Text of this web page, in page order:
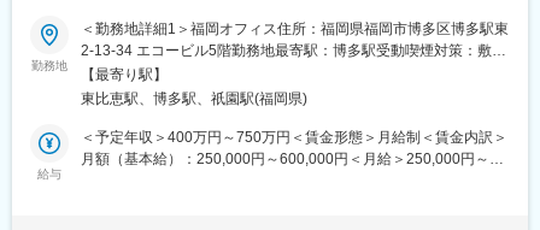
変更の範囲：会社の定める業務
■当社の魅力：
◎日本で先駆けて透析液の開発業務に着手。現在は人工腎臓用透
析液のパイオニアとして不動の地位を確立しており、50％以上の
シェアを獲得しています。
ーズに合わせた進化を続けています。
◎前立腺疾患治療剤「セルニルトン」など泌尿器科系の医薬品の
■業務内容：コンパニオンアニマル(愛玩動物)事業部のカスタマー
コンサルタントとして、担当エリアの顧客（主に動物病院のドク
ター）に対してコンサルテーションサービスを提供し、コンパニ
オンアニマル用医薬製品の適正な使用と販売を促進してビジネス
の最大化に貢献していただきます。また、個人目標を達成すると
ともに、チーム、事業部、 他部門の目標達成を目指していただき
ます。
勤務地
＜勤務地詳細1＞福岡オフィス住所：福岡県福岡市博多区博多駅東
2-13-34 エコービル5階勤務地最寄駅：博多駅受動喫煙対策：敷地
内全面禁煙＜勤務地詳細2＞九州エリア住所：福岡県、佐賀県、長
崎県、熊本県、大分県、宮崎県、鹿児島県 受動喫煙対策：屋内全
【最寄り駅】
東比恵駅、博多駅、祇園駅(福岡県)
給与
＜予定年収＞400万円～750万円＜賃金形態＞月給制＜賃金内訳＞
月額（基本給）：250,000円～600,000円＜月給＞250,000円～